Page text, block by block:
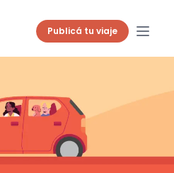
Publicá tu viaje